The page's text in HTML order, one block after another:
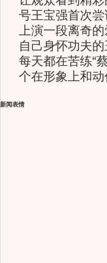
号王宝强首次
上演一段离奇
自己身怀功夫
每天都在苦练“
个在形象上和
新闻表情